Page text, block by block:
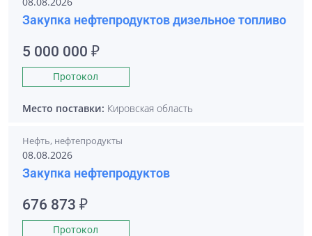
Закупка нефтепродуктов дизельное топливо
5 000 000 ₽
Протокол
Место поставки: Кировская область
Нефть, нефтепродукты
08.08.2026
Закупка нефтепродуктов
676 873 ₽
Протокол